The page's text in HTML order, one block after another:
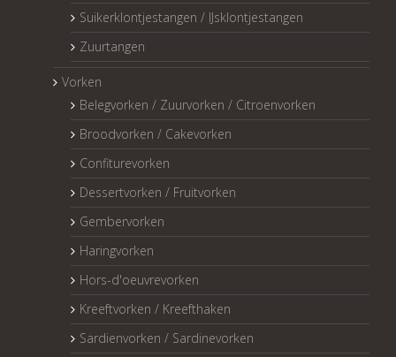
Suikerklontjestangen / IJsklontjestangen
Zuurtangen
Vorken
Belegvorken / Zuurvorken / Citroenvorken
Broodvorken / Cakevorken
Confiturevorken
Dessertvorken / Fruitvorken
Gembervorken
Haringvorken
Hors-d'oeuvrevorken
Kreeftvorken / Kreefthaken
Sardienvorken / Sardinevorken